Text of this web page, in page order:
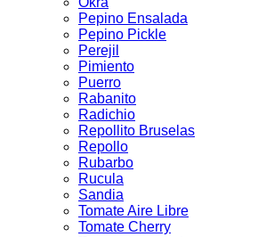
Pepino Ensalada
Pepino Pickle
Perejil
Pimiento
Puerro
Rabanito
Radichio
Repollito Bruselas
Repollo
Rubarbo
Rucula
Sandia
Tomate Aire Libre
Tomate Cherry